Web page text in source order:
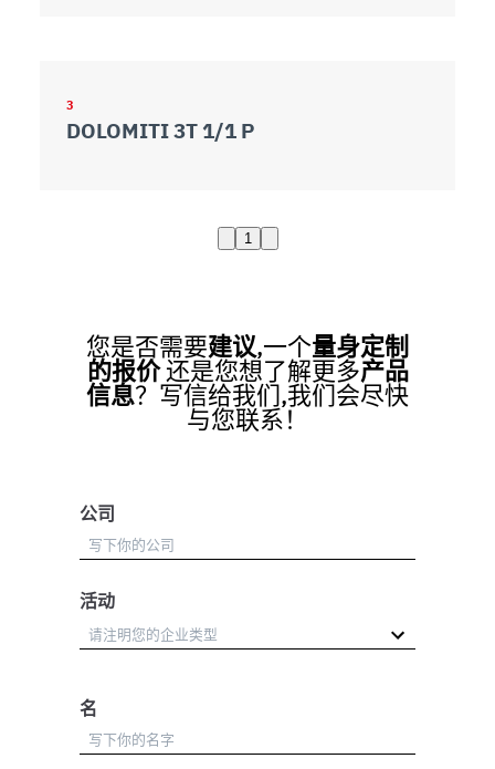
3
DOLOMITI 3T 1/1 P
1
您是否需要建议,一个量身定制
的报价还是您想了解更多产品
信息？写信给我们,我们会尽快
与您联系！
公司
活动
名